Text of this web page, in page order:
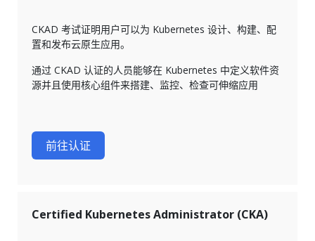
CKAD 考试证明用户可以为 Kubernetes 设计、构建、配
置和发布云原生应用。
通过 CKAD 认证的人员能够在 Kubernetes 中定义软件资
源并且使用核心组件来搭建、监控、检查可伸缩应用
前往认证
Certified Kubernetes Administrator (CKA)